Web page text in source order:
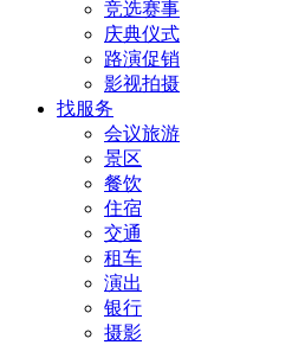
竞选赛事
庆典仪式
路演促销
影视拍摄
找服务
会议旅游
景区
餐饮
住宿
交通
租车
演出
银行
摄影